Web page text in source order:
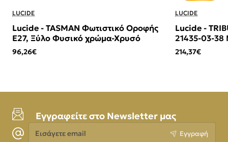
LUCIDE
Lucide - TASMAN Φωτιστικό Οροφής
Ε27, Ξύλο Φυσικό χρώμα-Χρυσό
96,26€
LUCIDE
Lucide -
21435-03-
(Beige/
214,37€
Εγγραφείτε στο Newsletter μας
Εισάγετε
email
Εγγραφή